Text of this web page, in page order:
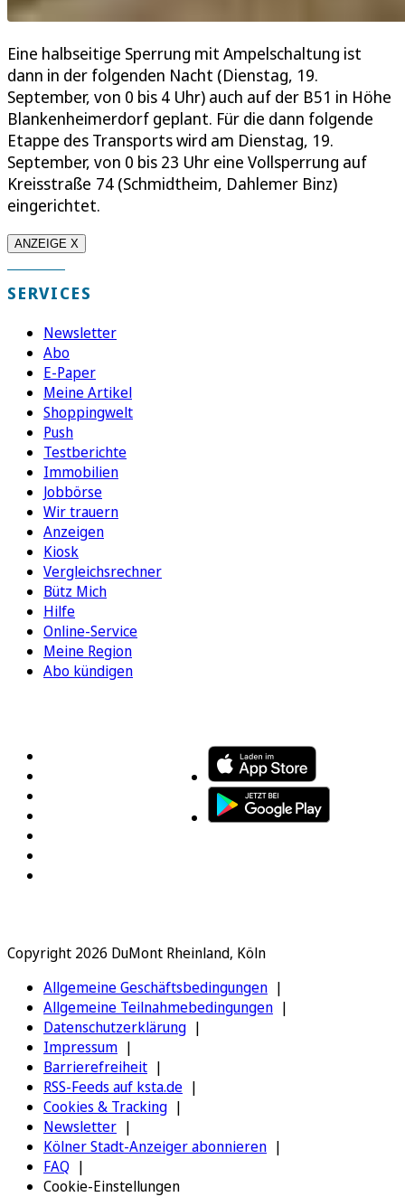
Eine halbseitige Sperrung mit Ampelschaltung ist
dann in der folgenden Nacht (Dienstag, 19.
September, von 0 bis 4 Uhr) auch auf der B51 in Höhe
Blankenheimerdorf geplant. Für die dann folgende
Etappe des Transports wird am Dienstag, 19.
September, von 0 bis 23 Uhr eine Vollsperrung auf
Kreisstraße 74 (Schmidtheim, Dahlemer Binz)
eingerichtet.
ANZEIGE X
SERVICES
Newsletter
Abo
E-Paper
Meine Artikel
Shoppingwelt
Push
Testberichte
Immobilien
Jobbörse
Wir trauern
Anzeigen
Kiosk
Vergleichsrechner
Bütz Mich
Hilfe
Online-Service
Meine Region
Abo kündigen
Copyright 2026 DuMont Rheinland, Köln
Allgemeine Geschäftsbedingungen
Allgemeine Teilnahmebedingungen
Datenschutzerklärung
Impressum
Barrierefreiheit
RSS-Feeds auf ksta.de
Cookies & Tracking
Newsletter
Kölner Stadt-Anzeiger abonnieren
FAQ
Cookie-Einstellungen